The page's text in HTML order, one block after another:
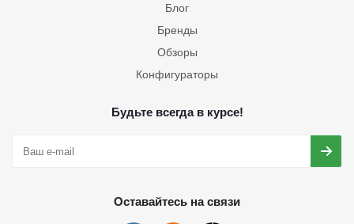
Блог
Бренды
Обзоры
Конфигураторы
Будьте всегда в курсе!
Оставайтесь на связи